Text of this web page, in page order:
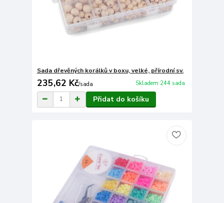
Sada dřevěných korálků v boxu, velké, přírodní sv.
235,62 Kč/sada Skladem 244 sada
Přidat do košíku